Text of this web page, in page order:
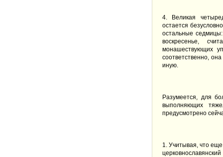
4. Великая
остается
остальные
воскресенье,
монашествующих
соответственно,
иную.
Разумеется, для
выполняющих
предусмотрено
1. Учитывая, что еще